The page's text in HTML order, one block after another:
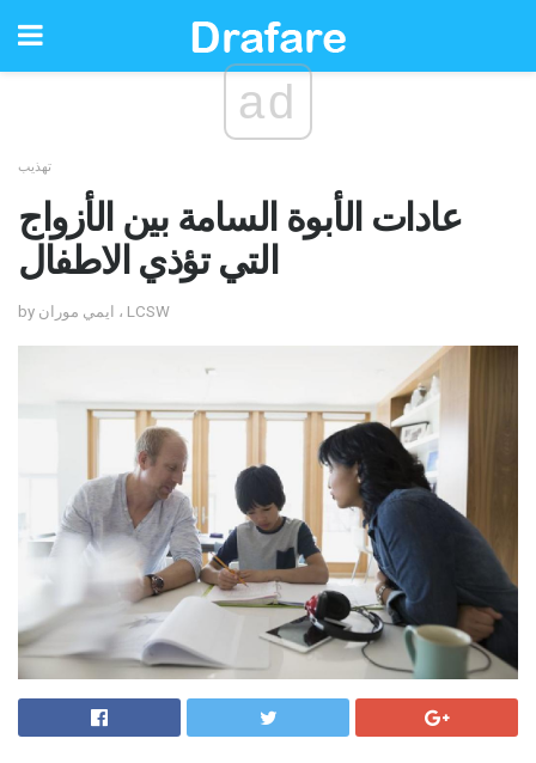
ad
تهذيب
عادات الأبوة السامة بين الأزواج
التي تؤذي الاطفال
by ايمي موران ، LCSW